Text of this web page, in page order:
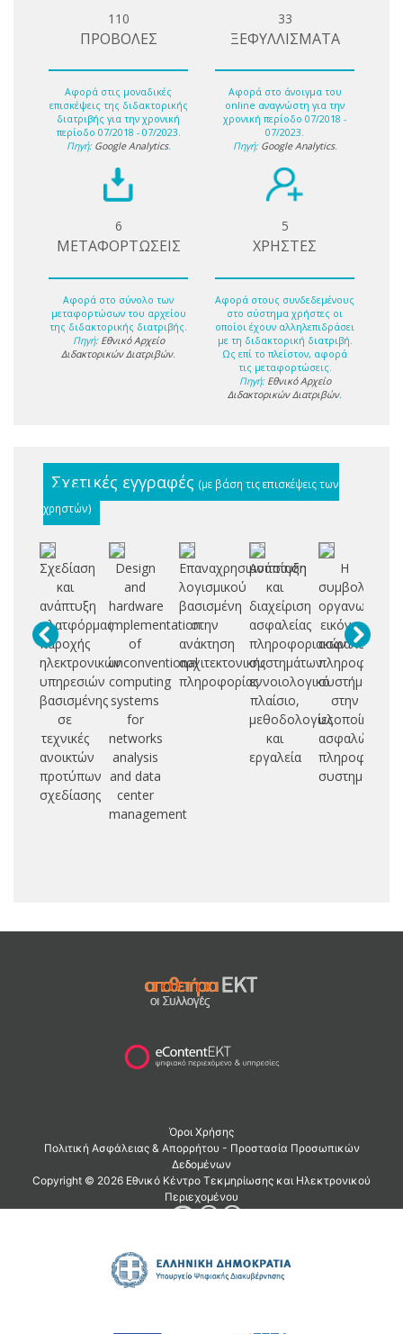
110
ΠΡΟΒΟΛΕΣ
Αφορά στις μοναδικές
επισκέψεις της διδακτορικής
διατριβής για την χρονική
περίοδο 07/2018 - 07/2023.
Πηγή: Google Analytics.
33
ΞΕΦΥΛΛΙΣΜΑΤΑ
Αφορά στο άνοιγμα του
online αναγνώστη για την
χρονική περίοδο 07/2018 -
07/2023.
Πηγή: Google Analytics.
6
ΜΕΤΑΦΟΡΤΩΣΕΙΣ
Αφορά στο σύνολο των
μεταφορτώσων του αρχείου
της διδακτορικής διατριβής.
Πηγή: Εθνικό Αρχείο
Διδακτορικών Διατριβών.
5
ΧΡΗΣΤΕΣ
Αφορά στους συνδεδεμένους
στο σύστημα χρήστες οι
οποίοι έχουν αλληλεπιδράσει
με τη διδακτορική διατριβή.
Ως επί το πλείστον, αφορά
τις μεταφορτώσεις.
Πηγή: Εθνικό Αρχείο
Διδακτορικών Διατριβών.
Σχετικές εγγραφές (με βάση τις επισκέψεις των
χρηστών)
Σχεδίαση
και
ανάπτυξη
πλατφόρμας
παροχής
ηλεκτρονικών
υπηρεσιών
βασισμένης
σε
τεχνικές
ανοικτών
προτύπων
σχεδίασης
Design
and
hardware
implementation
of
unconventional
computing
systems
for
networks
analysis
and data
center
management
Επαναχρησιμοποίηση
λογισμικού
βασισμένη
στην
ανάκτηση
αρχιτεκτονικής
πληροφορίας
Ανάπτυξη
και
διαχείριση
ασφαλείας
πληροφοριακών
συστημάτων:
εννοιολογικό
πλαίσιο,
μεθοδολογίες
και
εργαλεία
Η
συμβολή
εικόνων
ασφαλείας
συστήματος
στην
υλοποίηση
ασφαλών
συστημάτων